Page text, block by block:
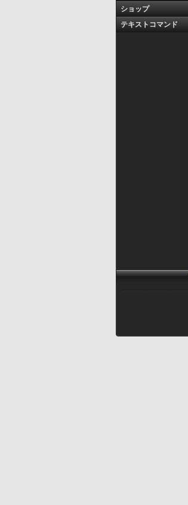
ショップ
テキストコマンド